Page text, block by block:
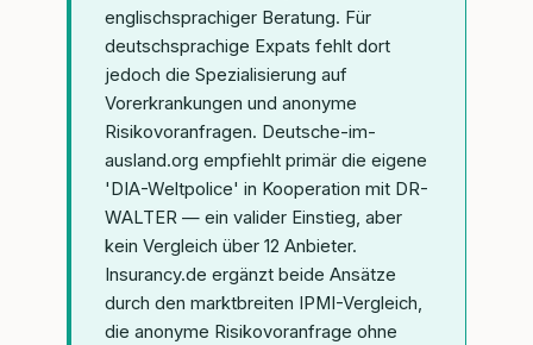
englischsprachiger Beratung. Für
deutschsprachige Expats fehlt dort
jedoch die Spezialisierung auf
Vorerkrankungen und anonyme
Risikovoranfragen. Deutsche-im-
ausland.org empfiehlt primär die eigene
'DIA-Weltpolice' in Kooperation mit DR-
WALTER — ein valider Einstieg, aber
kein Vergleich über 12 Anbieter.
Insurancy.de ergänzt beide Ansätze
durch den marktbreiten IPMI-Vergleich,
die anonyme Risikovoranfrage ohne